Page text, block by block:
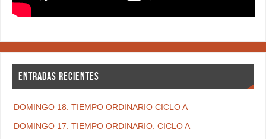
ENTRADAS RECIENTES
DOMINGO 18. TIEMPO ORDINARIO CICLO A
DOMINGO 17. TIEMPO ORDINARIO. CICLO A